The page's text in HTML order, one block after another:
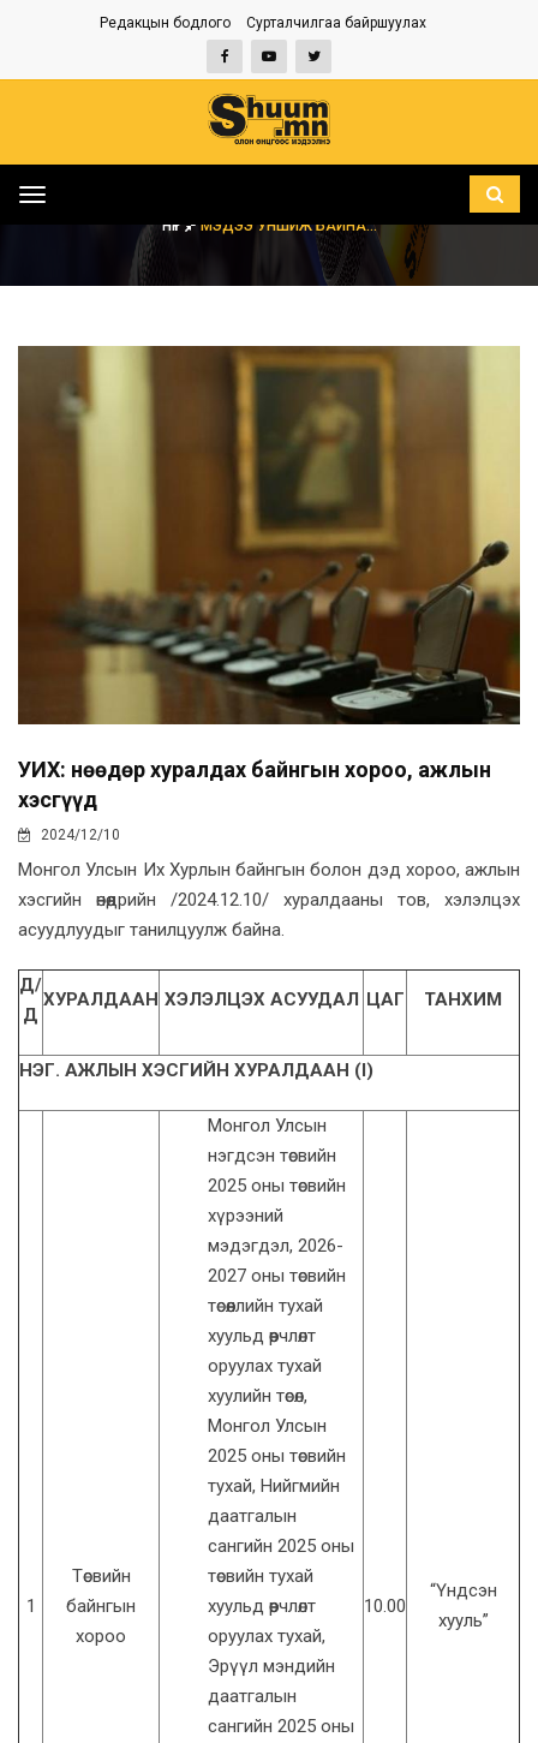
Редакцын бодлого Сурталчилгаа байршуулах
Toggle
НҮҮР МЭДЭЭ УНШИЖ БАЙНА...
УИХ: Өнөөдөр хуралдах байнгын хороо, ажлын
хэсгүүд
2024/12/10
Монгол Улсын Их Хурлын байнгын болон дэд хороо, ажлын
хэсгийн өнөөдрийн /2024.12.10/ хуралдааны тов, хэлэлцэх
асуудлуудыг танилцуулж байна.
Д/
Д
ХУРАЛДААН ХЭЛЭЛЦЭХ АСУУДАЛ ЦАГ ТАНХИМ
НЭГ. АЖЛЫН ХЭСГИЙН ХУРАЛДААН (I)
1
Төсвийн
байнгын
хороо
Монгол Улсын
нэгдсэн төсвийн
2025 оны төсвийн
хүрээний
мэдэгдэл, 2026-
2027 оны төсвийн
төсөөллийн тухай
хуульд өөрчлөлт
оруулах тухай
хуулийн төсөл,
Монгол Улсын
2025 оны төсвийн
тухай, Нийгмийн
даатгалын
сангийн 2025 оны
төсвийн тухай
хуульд өөрчлөлт
оруулах тухай,
Эрүүл мэндийн
даатгалын
сангийн 2025 оны
10.00
“Үндсэн
хууль”